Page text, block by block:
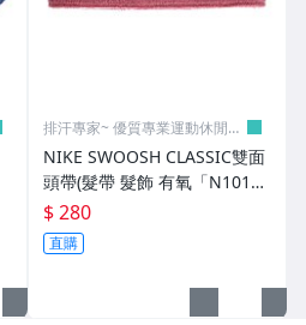
排汗專家~ 優質專業運動休閒賣
NIKE SWOOSH CLASSIC雙面
頭帶(髮帶 髮飾 有氧「N10124
12651OS」≡排汗專家≡
$ 280
直購